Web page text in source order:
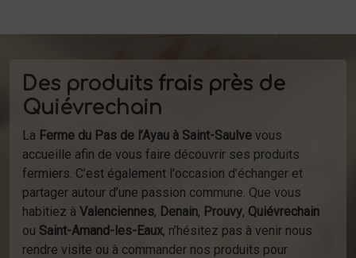
Des produits frais près de
Quiévrechain
La Ferme du Pas de l’Ayau à Saint-Saulve vous
accueille afin de vous faire découvrir ses produits
fermiers. C’est également l'occasion d’échanger et
partager autour d’une passion commune. Que vous
habitiez à Valenciennes, Denain, Prouvy, Quiévrechain
ou Saint-Amand-les-Eaux, n’hésitez pas à venir nous
rendre visite ou à commander nos produits pour